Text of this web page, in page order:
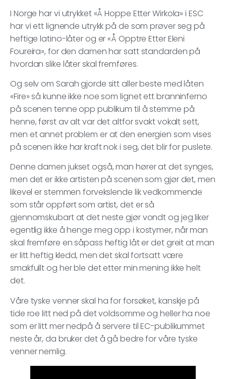
I Norge har vi utrykket «Å Hoppe Etter Wirkola» i ESC
har vi ett lignende utrykk på de som prøver seg på
heftige latino-låter og er «Å Opptre Etter Eleni
Foureira», for den damen har satt standarden på
hvordan slike låter skal fremføres.
Og selv om Sarah gjorde sitt aller beste med låten
«Fire» så kunne ikke noe som lignet ett branninferno
på scenen tenne opp publikum til å stemme på
henne, først av alt var det altfor svakt vokalt sett,
men et annet problem er at den energien som vises
på scenen ikke har kraft nok i seg, det blir for puslete.
Denne damen jukset også, man hører at det synges,
men det er ikke artisten på scenen som gjør det, men
likevel er stemmen forvekslende lik vedkommende
som står oppført som artist, det er så
gjennomskubart at det neste gjør vondt og jeg liker
egentlig ikke å henge meg opp i kostymer, når man
skal fremføre en såpass heftig låt er det greit at man
er litt heftig kledd, men det skal fortsatt være
smakfullt og her ble det etter min mening ikke helt
det.
Våre tyske venner skal ha for forsøket, kanskje på
tide roe litt ned på det voldsomme og heller ha noe
som er litt mer nedpå å servere til EC-publikummet
neste år, da bruker det å gå bedre for våre tyske
venner nemlig.